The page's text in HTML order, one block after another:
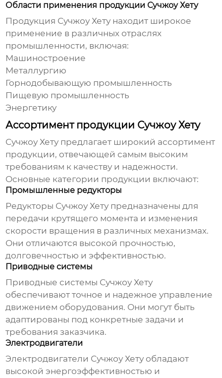
Области применения продукции Сучжоу Хету
Продукция Сучжоу Хету находит широкое
применение в различных отраслях
промышленности, включая:
Машиностроение
Металлургию
Горнодобывающую промышленность
Пищевую промышленность
Энергетику
Ассортимент продукции Сучжоу Хету
Сучжоу Хету предлагает широкий ассортимент
продукции, отвечающей самым высоким
требованиям к качеству и надежности.
Основные категории продукции включают:
Промышленные редукторы
Редукторы Сучжоу Хету предназначены для
передачи крутящего момента и изменения
скорости вращения в различных механизмах.
Они отличаются высокой прочностью,
долговечностью и эффективностью.
Приводные системы
Приводные системы Сучжоу Хету
обеспечивают точное и надежное управление
движением оборудования. Они могут быть
адаптированы под конкретные задачи и
требования заказчика.
Электродвигатели
Электродвигатели Сучжоу Хету обладают
высокой энергоэффективностью и